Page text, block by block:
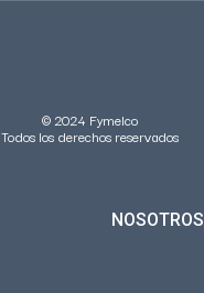
© 2024 Fymelco
Todos los derechos reservados
NOSOTROS